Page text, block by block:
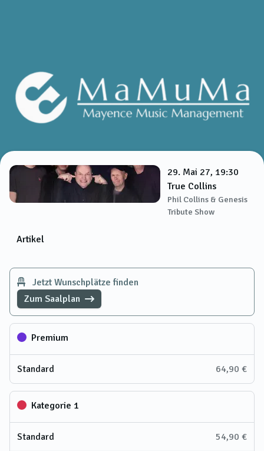
29. Mai 27, 19:30
True Collins
Phil Collins & Genesis
Tribute Show
Artikel
Jetzt Wunschplätze finden
Zum Saalplan
Premium
Standard 64,90 €
Kategorie 1
Standard 54,90 €